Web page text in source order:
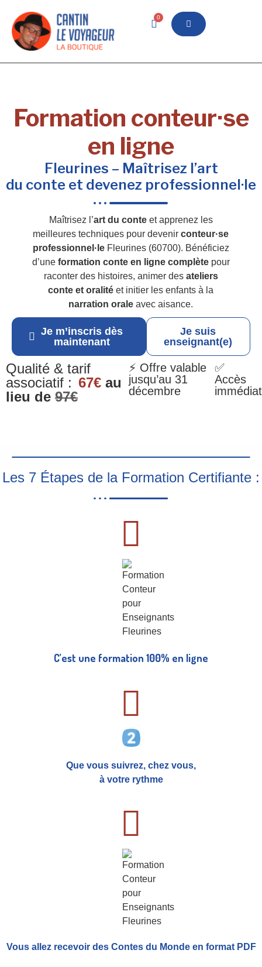
0
Formation conteur·se
en ligne
Fleurines – Maîtrisez l’art
du conte et devenez professionnel·le
Maîtrisez l’art du conteet apprenez les
meilleures techniques pour devenirconteur·se
professionnel·leFleurines (60700). Bénéficiez
d’une formation conte en ligne complètepour
raconter des histoires, animer des ateliers
conte et oralité et initier les enfants à la
narration orale avec aisance.
Je m’inscris dès
maintenant
Je suis
enseignant(e)
Qualité & tarif
associatif : 67€ au
lieu de 97€
⚡ Offre valable
jusqu’au 31
décembre
✅
Accès
immédiat
Les 7 Étapes de la Formation Certifiante :
C’est une formation 100% en ligne
Que vous suivrez, chez vous,
à votre rythme
Vous allez recevoir des Contes du Monde en format PDF